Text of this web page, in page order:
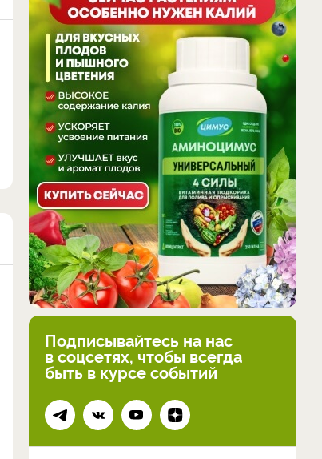
Подписывайтесь на нас
в соцсетях, чтобы всегда
быть в курсе событий